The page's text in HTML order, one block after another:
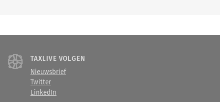
TAXLIVE VOLGEN
Nieuwsbrief
Twitter
LinkedIn